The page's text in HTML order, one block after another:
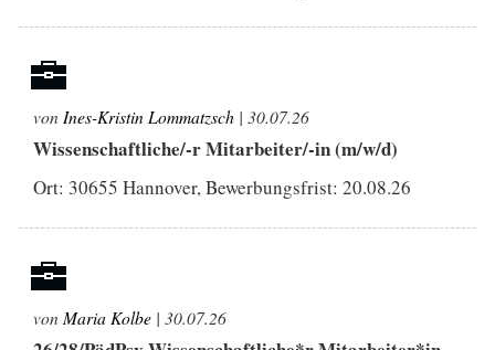
von Ines-Kristin Lommatzsch | 30.07.26
Wissenschaftliche/-r Mitarbeiter/-in (m/w/d)
Ort: 30655 Hannover, Bewerbungsfrist: 20.08.26
von Maria Kolbe | 30.07.26